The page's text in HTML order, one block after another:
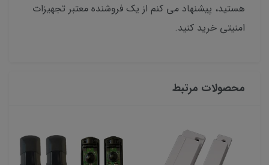
هستید، پیشنهاد می کنم از یک فروشنده معتبر تجهیزات
امنیتی خرید کنید.
محصولات مرتبط